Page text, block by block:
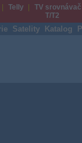
Telly
TV srovnávač
T/T2
Satelity Katalog